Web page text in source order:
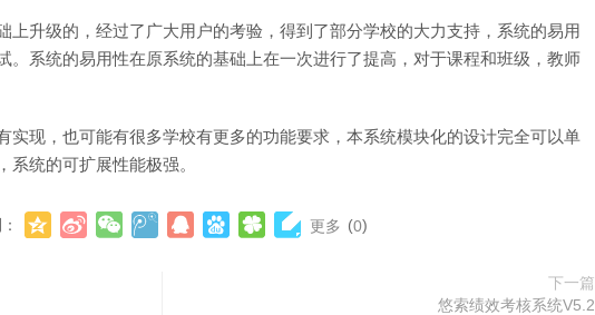
上升级的，经过了广大用户的考验，得到了部分学校的大力支持，系统的易用
。系统的易用性在原系统的基础上在一次进行了提高，对于课程和班级，教师
实现，也可能有很多学校有更多的功能要求，本系统模块化的设计完全可以单
统的可扩展性能极强。
更多 (0)
下一篇
悠索绩效考核系统V5.2